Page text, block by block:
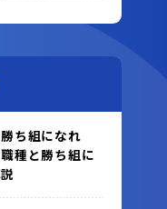
ち組になれ
種と勝ち組に